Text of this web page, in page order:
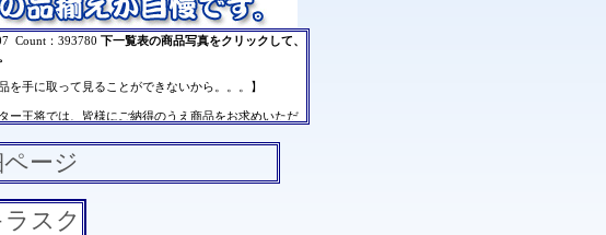
ージ
スク